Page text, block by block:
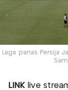
Laga panas Persija
LINK live